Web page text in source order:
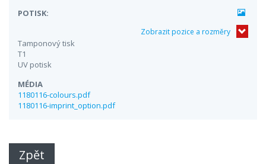
POTISK:
Zobrazit pozice a rozměry
Tamponový tisk
T1
UV potisk
MÉDIA
1180116-colours.pdf
1180116-imprint_option.pdf
Zpět